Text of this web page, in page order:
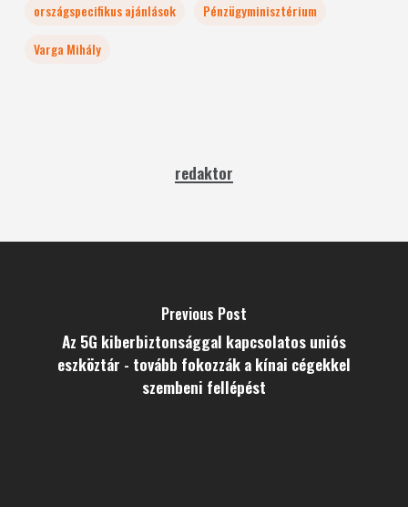
országspecifikus ajánlások
Pénzügyminisztérium
Varga Mihály
redaktor
Previous Post
Az 5G kiberbiztonsággal kapcsolatos uniós
eszköztár - tovább fokozzák a kínai cégekkel
szembeni fellépést